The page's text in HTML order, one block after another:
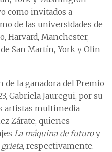
como invitados a
de las universidades de
Harvard, Manchester,
San Martín, York y Olin
la ganadora del Premio
Gabriela Jauregui, por su
artistas multimedia
Zárate, quienes
La máquina de futuroy
, respectivamente.